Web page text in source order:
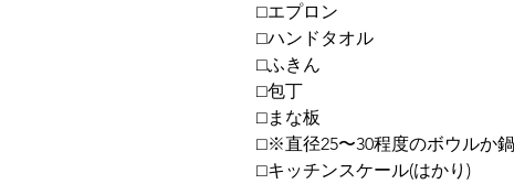
⬜︎エプロン
⬜︎ハンドタオル
⬜︎ふきん
⬜︎包丁
⬜︎まな板
⬜︎※直径25〜30程度のボウルか鍋
⬜︎キッチンスケール(はかり)